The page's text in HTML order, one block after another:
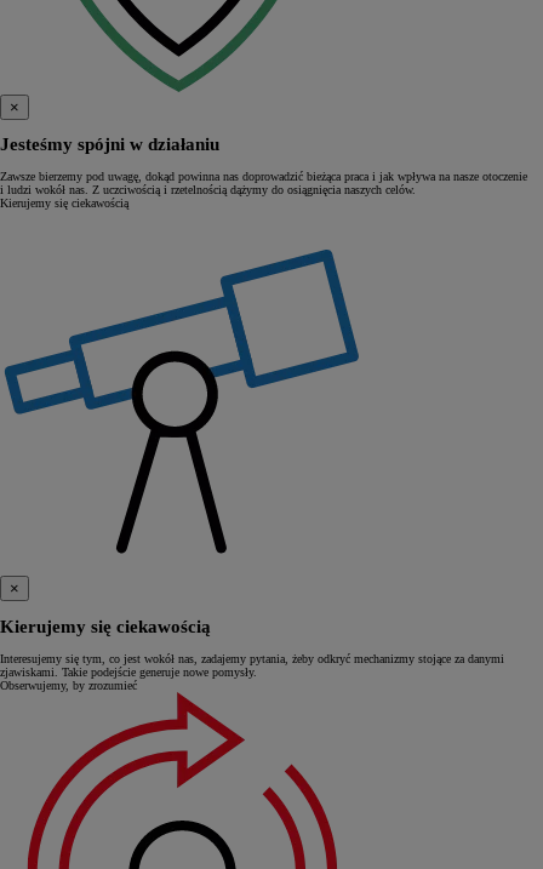
×
Jesteśmy spójni w działaniu
Zawsze bierzemy pod uwagę, dokąd powinna nas doprowadzić bieżąca praca i jak wpływa na nasze otoczenie
i ludzi wokół nas. Z uczciwością i rzetelnością dążymy do osiągnięcia naszych celów.
Kierujemy się ciekawością
×
Kierujemy się ciekawością
Interesujemy się tym, co jest wokół nas, zadajemy pytania, żeby odkryć mechanizmy stojące za danymi
zjawiskami. Takie podejście generuje nowe pomysły.
Obserwujemy, by zrozumieć